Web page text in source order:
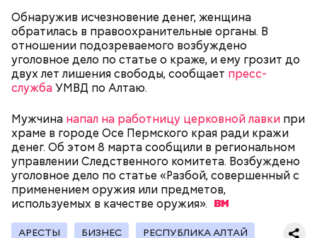
Обнаружив исчезновение денег, женщина
обратилась в правоохранительные органы. В
отношении подозреваемого возбуждено
уголовное дело по статье о краже, и ему грозит до
двух лет лишения свободы, сообщает пресс-
службаУМВД по Алтаю.
Мужчина напал на работницу церковной лавки при
храме в городе Осе Пермского края ради кражи
денег. Об этом 8 марта сообщили в региональном
управлении Следственного комитета. Возбуждено
уголовное дело по статье «Разбой, совершенный с
применением оружия или предметов,
используемых в качестве оружия».
АРЕСТЫ БИЗНЕС РЕСПУБЛИКА АЛТАЙ
Кто еще был жертвой Миссюры
Как идет расследование